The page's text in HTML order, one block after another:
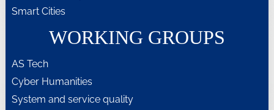
Smart Cities
WORKING GROUPS
AS Tech
Cyber Humanities
System and service quality